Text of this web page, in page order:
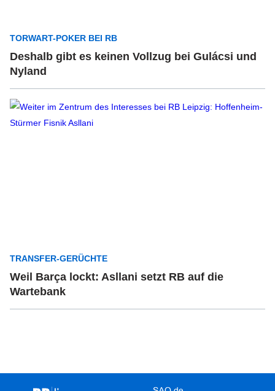
TORWART-POKER BEI RB
Deshalb gibt es keinen Vollzug bei Gulácsi und
Nyland
TRANSFER-GERÜCHTE
Weil Barça lockt: Asllani setzt RB auf die
Wartebank